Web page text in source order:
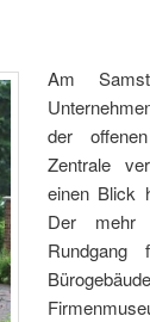
Am
der
Zentrale
einen Blick
Der mehr
Rundgang